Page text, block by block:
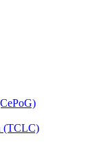
(TCLC)